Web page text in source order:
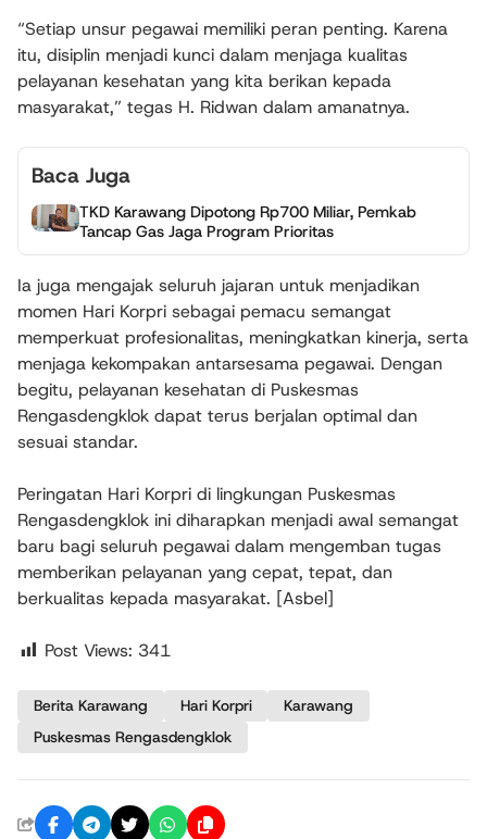
“Setiap unsur pegawai memiliki peran penting. Karena
itu, disiplin menjadi kunci dalam menjaga kualitas
pelayanan kesehatan yang kita berikan kepada
masyarakat,” tegas H. Ridwan dalam amanatnya.
Baca Juga
TKD Karawang Dipotong Rp700 Miliar, Pemkab
Tancap Gas Jaga Program Prioritas
Ia juga mengajak seluruh jajaran untuk menjadikan
momen Hari Korpri sebagai pemacu semangat
memperkuat profesionalitas, meningkatkan kinerja, serta
menjaga kekompakan antarsesama pegawai. Dengan
begitu, pelayanan kesehatan di Puskesmas
Rengasdengklok dapat terus berjalan optimal dan
sesuai standar.
Peringatan Hari Korpri di lingkungan Puskesmas
Rengasdengklok ini diharapkan menjadi awal semangat
baru bagi seluruh pegawai dalam mengemban tugas
memberikan pelayanan yang cepat, tepat, dan
berkualitas kepada masyarakat. [Asbel]
Post Views: 341
Berita Karawang Hari Korpri
Karawang
Puskesmas Rengasdengklok